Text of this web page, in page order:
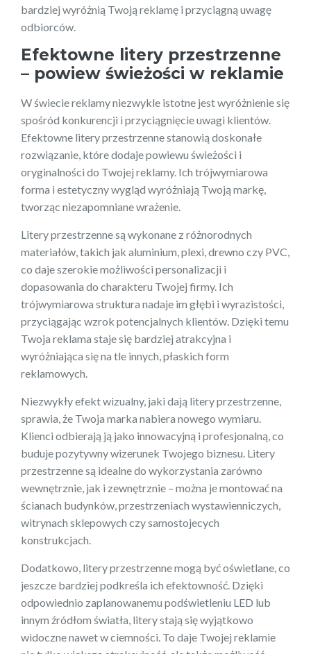
bardziej wyróżnią Twoją reklamę i przyciągną uwagę
odbiorców.
Efektowne litery przestrzenne
– powiew świeżości w reklamie
W świecie reklamy niezwykle istotne jest wyróżnienie się
spośród konkurencji i przyciągnięcie uwagi klientów.
Efektowne litery przestrzenne stanowią doskonałe
rozwiązanie, które dodaje powiewu świeżości i
oryginalności do Twojej reklamy. Ich trójwymiarowa
forma i estetyczny wygląd wyróżniają Twoją markę,
tworząc niezapomniane wrażenie.
Litery przestrzenne są wykonane z różnorodnych
materiałów, takich jak aluminium, plexi, drewno czy PVC,
co daje szerokie możliwości personalizacji i
dopasowania do charakteru Twojej firmy. Ich
trójwymiarowa struktura nadaje im głębi i wyrazistości,
przyciągając wzrok potencjalnych klientów. Dzięki temu
Twoja reklama staje się bardziej atrakcyjna i
wyróżniająca się na tle innych, płaskich form
reklamowych.
Niezwykły efekt wizualny, jaki dają litery przestrzenne,
sprawia, że Twoja marka nabiera nowego wymiaru.
Klienci odbierają ją jako innowacyjną i profesjonalną, co
buduje pozytywny wizerunek Twojego biznesu. Litery
przestrzenne są idealne do wykorzystania zarówno
wewnętrznie, jak i zewnętrznie – można je montować na
ścianach budynków, przestrzeniach wystawienniczych,
witrynach sklepowych czy samostojecych
konstrukcjach.
Dodatkowo, litery przestrzenne mogą być oświetlane, co
jeszcze bardziej podkreśla ich efektowność. Dzięki
odpowiednio zaplanowanemu podświetleniu LED lub
innym źródłom światła, litery stają się wyjątkowo
widoczne nawet w ciemności. To daje Twojej reklamie